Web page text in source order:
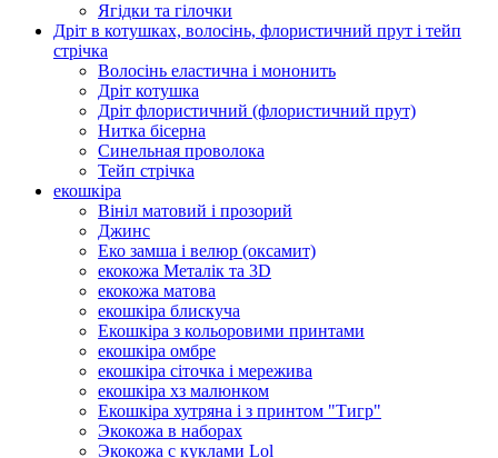
Ягідки та гілочки
Дріт в котушках, волосінь, флористичний прут і тейп
стрічка
Волосінь еластична і мононить
Дріт котушка
Дріт флористичний (флористичний прут)
Нитка бісерна
Синельная проволока
Тейп стрічка
екошкіра
Вініл матовий і прозорий
Джинс
Еко замша і велюр (оксамит)
екокожа Металік та 3D
екокожа матова
екошкіра блискуча
Екошкіра з кольоровими принтами
екошкіра омбре
екошкіра сіточка і мережива
екошкіра хз малюнком
Екошкіра хутряна і з принтом "Тигр"
Экокожа в наборах
Экокожа с куклами Lol